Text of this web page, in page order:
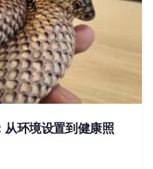
环境设置到健康照